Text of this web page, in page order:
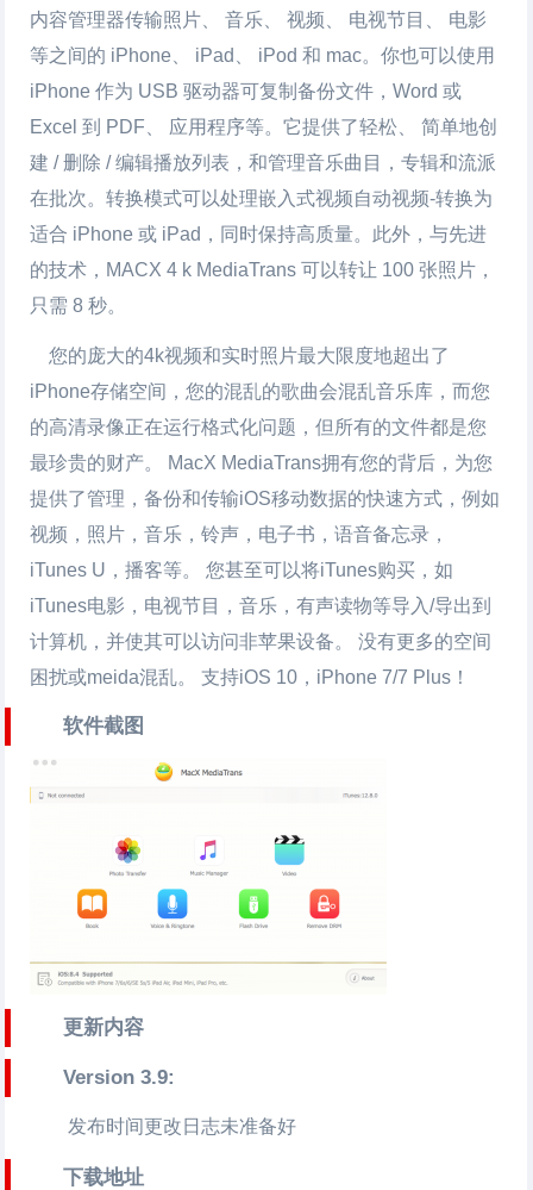
内容管理器传输照片、 音乐、 视频、 电视节目、 电影
等之间的 iPhone、 iPad、 iPod 和 mac。你也可以使用
iPhone 作为 USB 驱动器可复制备份文件，Word 或
Excel 到 PDF、 应用程序等。它提供了轻松、 简单地创
建 / 删除 / 编辑播放列表，和管理音乐曲目，专辑和流派
在批次。转换模式可以处理嵌入式视频自动视频-转换为
适合 iPhone 或 iPad，同时保持高质量。此外，与先进
的技术，MACX 4 k MediaTrans 可以转让 100 张照片，
只需 8 秒。
您的庞大的4k视频和实时照片最大限度地超出了
iPhone存储空间，您的混乱的歌曲会混乱音乐库，而您
的高清录像正在运行格式化问题，但所有的文件都是您
最珍贵的财产。 MacX MediaTrans拥有您的背后，为您
提供了管理，备份和传输iOS移动数据的快速方式，例如
视频，照片，音乐，铃声，电子书，语音备忘录，
iTunes U，播客等。 您甚至可以将iTunes购买，如
iTunes电影，电视节目，音乐，有声读物等导入/导出到
计算机，并使其可以访问非苹果设备。 没有更多的空间
困扰或meida混乱。 支持iOS 10，iPhone 7/7 Plus！
软件截图
更新内容
Version 3.9:
发布时间更改日志未准备好
下载地址